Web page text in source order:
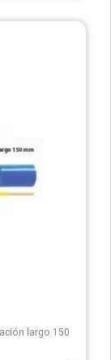
largo 150